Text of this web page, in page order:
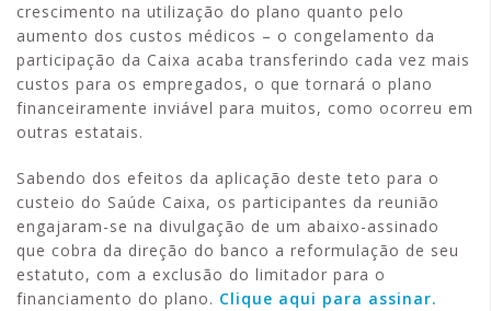
crescimento na utilização do plano quanto pelo
aumento dos custos médicos – o congelamento da
participação da Caixa acaba transferindo cada vez mais
custos para os empregados, o que tornará o plano
financeiramente inviável para muitos, como ocorreu em
outras estatais.
Sabendo dos efeitos da aplicação deste teto para o
custeio do Saúde Caixa, os participantes da reunião
engajaram-se na divulgação de um abaixo-assinado
que cobra da direção do banco a reformulação de seu
estatuto, com a exclusão do limitador para o
financiamento do plano. Clique aqui para assinar.